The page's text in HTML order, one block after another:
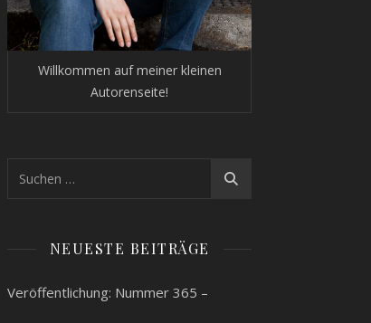
Willkommen auf meiner kleinen
Autorenseite!
NEUESTE BEITRÄGE
Veröffentlichung: Nummer 365 –